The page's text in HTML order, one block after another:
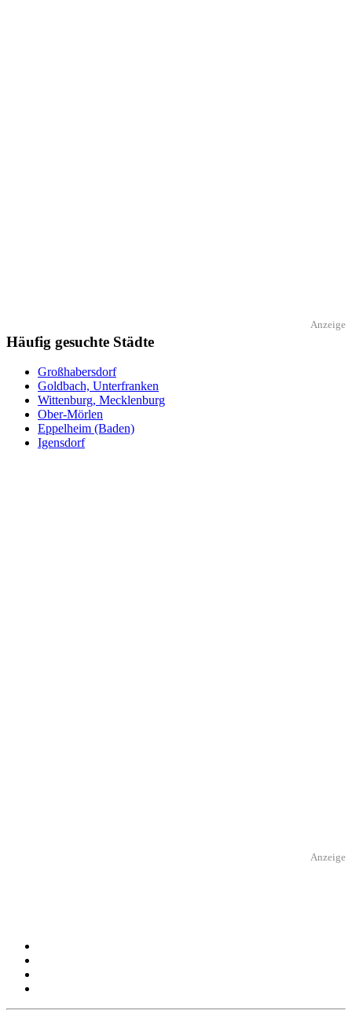
Anzeige
Häufig gesuchte Städte
Großhabersdorf
Goldbach, Unterfranken
Wittenburg, Mecklenburg
Ober-Mörlen
Eppelheim (Baden)
Igensdorf
Anzeige